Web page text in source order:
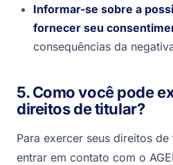
Informar-se sobre a
fornecer seu
consequências da
5. Como você pode
direitos de titular?
Para exercer seus direitos
entrar em contato com o